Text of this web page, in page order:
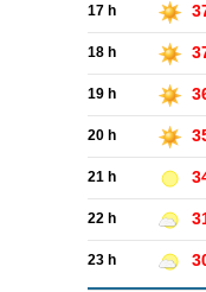
17 h
18 h
19 h
20 h
21 h
22 h
23 h